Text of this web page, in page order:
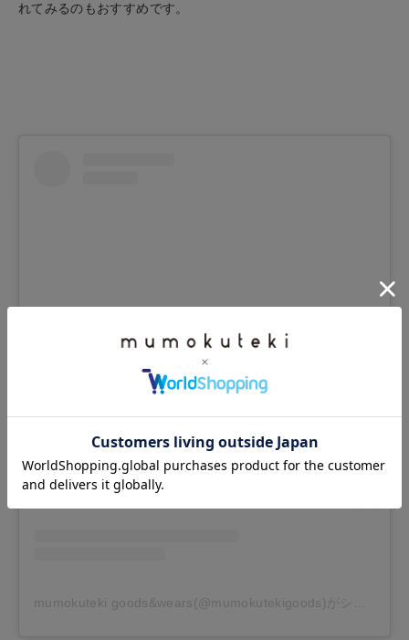
れてみるのもおすすめです。
この投稿をInstagramで見る
mumokuteki goods&wears(@mumokutekigoods)がシェアした投稿